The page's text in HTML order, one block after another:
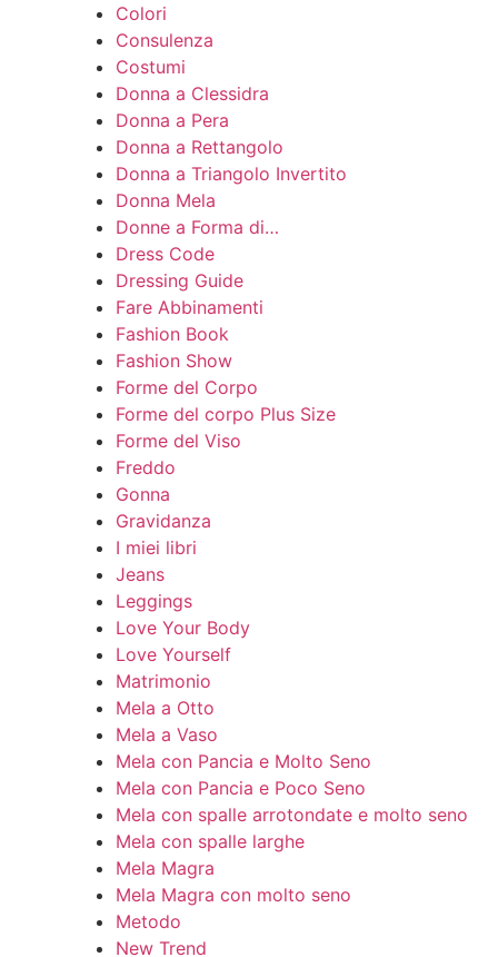
Colori
Consulenza
Costumi
Donna a Clessidra
Donna a Pera
Donna a Rettangolo
Donna a Triangolo Invertito
Donna Mela
Donne a Forma di…
Dress Code
Dressing Guide
Fare Abbinamenti
Fashion Book
Fashion Show
Forme del Corpo
Forme del corpo Plus Size
Forme del Viso
Freddo
Gonna
Gravidanza
I miei libri
Jeans
Leggings
Love Your Body
Love Yourself
Matrimonio
Mela a Otto
Mela a Vaso
Mela con Pancia e Molto Seno
Mela con Pancia e Poco Seno
Mela con spalle arrotondate e molto seno
Mela con spalle larghe
Mela Magra
Mela Magra con molto seno
Metodo
New Trend